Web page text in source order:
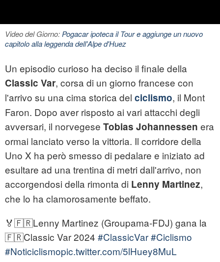
Video del Giorno:Pogacar ipoteca il Tour e aggiunge un nuovo
capitolo alla leggenda dell'Alpe d'Huez
Un episodio curioso ha deciso il finale della
Classic Var, corsa di un giorno francese con
l'arrivo su una cima storica del ciclismo, il Mont
Faron. Dopo aver risposto ai vari attacchi degli
avversari, il norvegese Tobias Johannessen era
ormai lanciato verso la vittoria. Il corridore della
Uno X ha però smesso di pedalare e iniziato ad
esultare ad una trentina di metri dall'arrivo, non
accorgendosi della rimonta di Lenny Martinez,
che lo ha clamorosamente beffato.
🏅🇫🇷Lenny Martinez (Groupama-FDJ) gana la
🇫🇷Classic Var 2024 #ClassicVar#Ciclismo
#Noticiclismopic.twitter.com/5lHuey8MuL